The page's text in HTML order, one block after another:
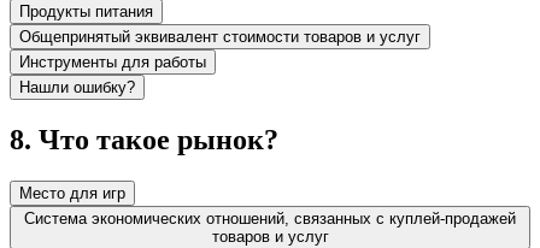
Продукты питания
Общепринятый эквивалент стоимости товаров и услуг
Инструменты для работы
Нашли ошибку?
8. Что такое рынок?
Место для игр
Система экономических отношений, связанных с куплей-продажей
товаров и услуг